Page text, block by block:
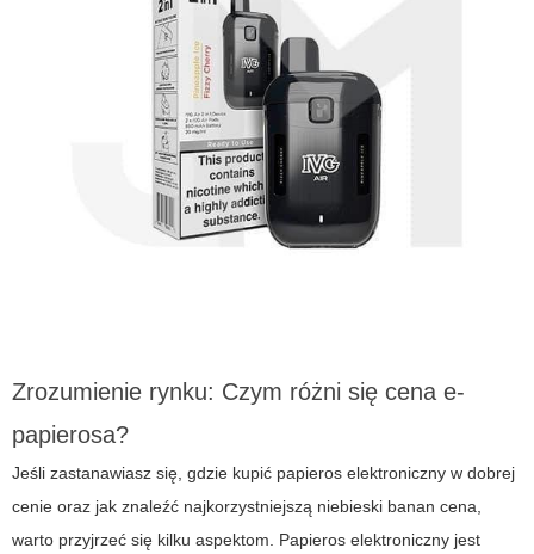
Zrozumienie rynku: Czym różni się cena e-
papierosa?
Jeśli zastanawiasz się, gdzie kupić papieros elektroniczny w dobrej
cenie oraz jak znaleźć najkorzystniejszą niebieski banan cena,
warto przyjrzeć się kilku aspektom. Papieros elektroniczny jest